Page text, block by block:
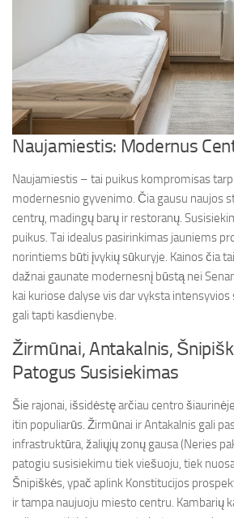
Naujamiestis: Modernus
Naujamiestis – tai puikus kompromisas
modernesnio gyvenimo. Čia gausu naujos
centrų, madingų barų ir restoranų.
puikus. Tai idealus pasirinkimas jauniems
norintiems būti įvykių sūkuryje. Kainos čia
dažnai gaunate modernesnį būstą nei
kai kuriose dalyse vis dar vyksta
gali tapti kasdienybe.
Žirmūnai, Antakalnis,
Patogus Susisiekimas
Šie rajonai, išsidėstę arčiau centro
itin populiarūs. Žirmūnai ir Antakalnis gali
infrastruktūra, žaliųjų zonų gausa (Neries
patogiu susisiekimu tiek viešuoju, tiek
Šnipiškės, ypač aplink Konstitucijos
ir tampa naujuoju miesto centru. Kambarių